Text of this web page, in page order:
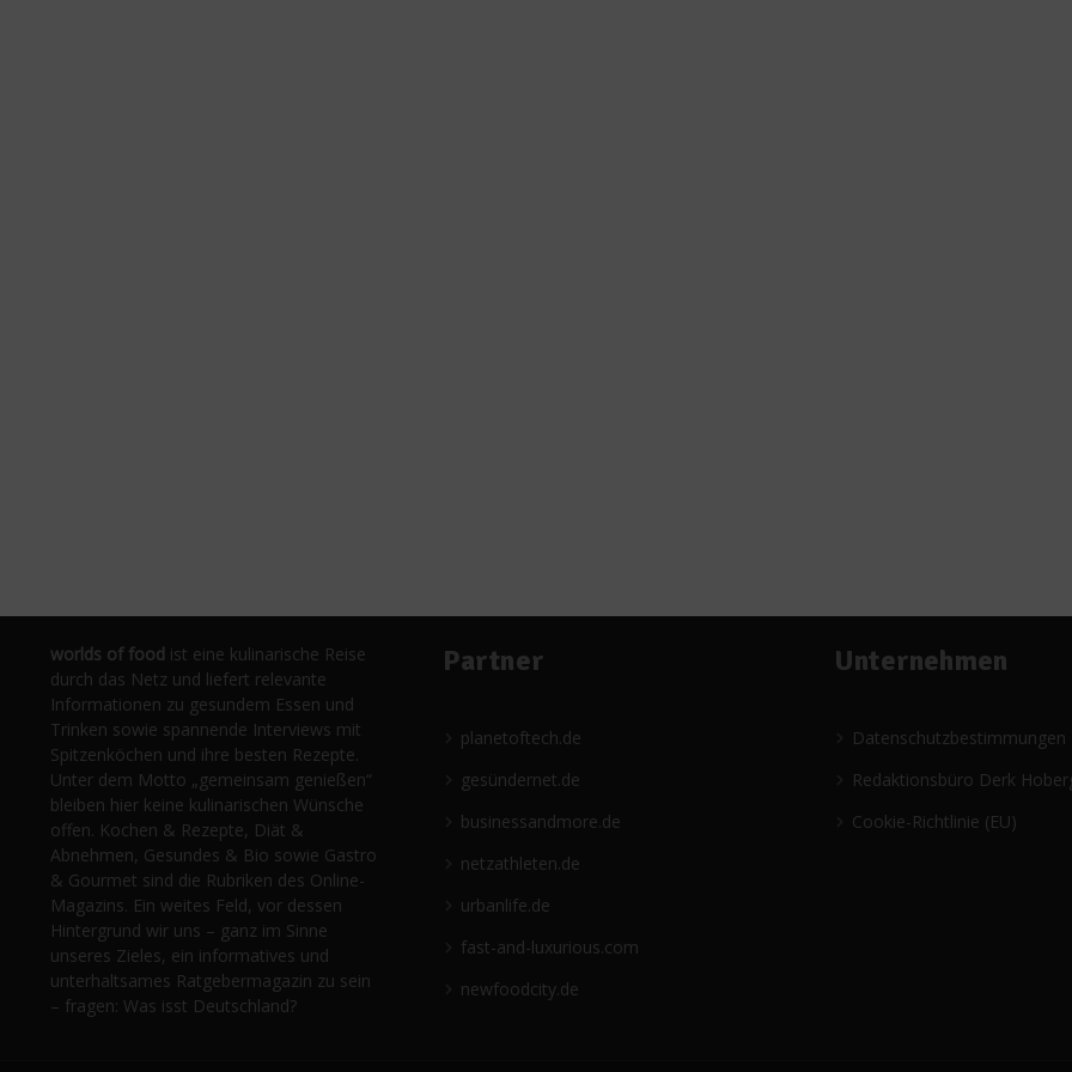
worlds of food ist eine kulinarische Reise
durch das Netz und liefert relevante
Informationen zu gesundem Essen und
Trinken sowie spannende Interviews mit
Spitzenköchen und ihre besten Rezepte.
Unter dem Motto „gemeinsam genießen“
bleiben hier keine kulinarischen Wünsche
offen. Kochen & Rezepte, Diät &
Abnehmen, Gesundes & Bio sowie Gastro
& Gourmet sind die Rubriken des Online-
Magazins. Ein weites Feld, vor dessen
Hintergrund wir uns – ganz im Sinne
unseres Zieles, ein informatives und
unterhaltsames Ratgebermagazin zu sein
– fragen: Was isst Deutschland?
Partner
planetoftech.de
gesündernet.de
businessandmore.de
netzathleten.de
urbanlife.de
fast-and-luxurious.com
newfoodcity.de
Unternehmen
Datenschutzbestimmungen
Redaktionsbüro Derk
Cookie-Richtlinie (EU)